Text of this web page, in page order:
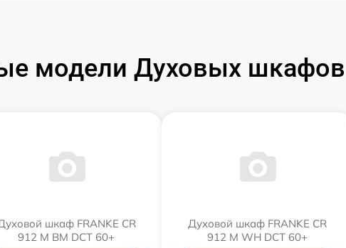
модели Духовых шкафов
шкаф FRANKE CR
912 M BM DCT 60+
Духовой шкаф FRANKE CR
912 M WH DCT 60+